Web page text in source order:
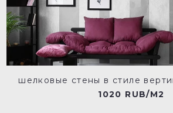
шелковые стены в стиле
1020 RUB/M2